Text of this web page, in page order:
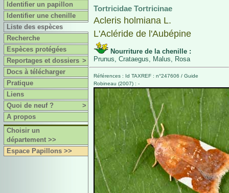
Identifier un papillon
Identifier une chenille
Liste des espèces
Recherche
Espèces protégées
Reportages et dossiers >
Docs à télécharger
Pratique
Liens
Quoi de neuf ?
>
A propos
Choisir un
département >>
Espace Papillons >>
Tortricidae Tortricinae
Acleris holmiana L.
L'Acléride de l'Aubépine
Nourriture de la chenille :
Prunus, Crataegus, Malus, Rosa
Références : Id TAXREF : n°247606 / Guide
Robineau (2007) : -